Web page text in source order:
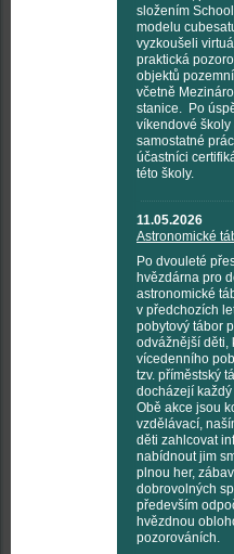
složením
modelu
vyzkoušeli
praktická
objektů
včetně
stanice. Po
víkendové
samostatné
účastníci
této školy.
11.05.2026
Astronomické
Po dvouleté
hvězdárna pro
astronomické
v předchozích
pobytový tábor
odvážnější děti,
vícedenního
tzv. příměstský
docházejí
Obě akce jsou
vzdělávací,
děti zahlcovat
nabídnout jim
plnou her,
dobrovolných
především
hvězdnou
pozorováních.